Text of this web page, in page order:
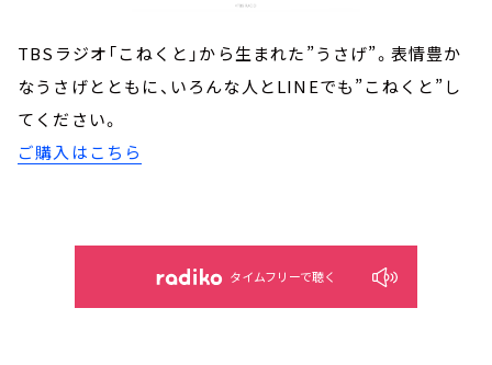
TBSラジオ「こねくと」から生まれた”うさげ”。表情豊か
なうさげとともに、いろんな人とLINEでも”こねくと”し
てください。
ご購入はこちら
タイムフリーで聴く